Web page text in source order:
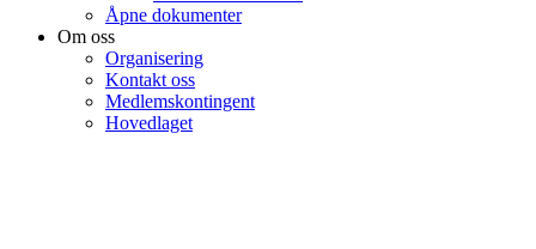
Åpne dokumenter
Om oss
Organisering
Kontakt oss
Medlemskontingent
Hovedlaget